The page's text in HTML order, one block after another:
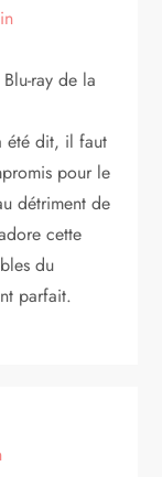
ray de la
été dit, il faut
pour le
détriment de
cette
du
parfait.